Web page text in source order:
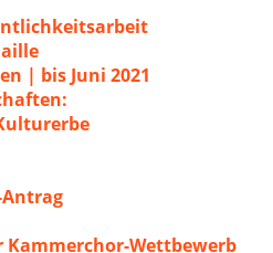
| bis Juni 2021
Antrag
Wettbewerb